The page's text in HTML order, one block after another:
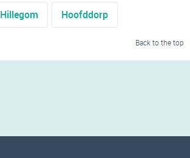
Hillegom Hoofddorp
Back to the top